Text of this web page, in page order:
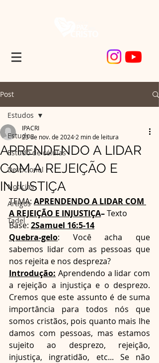
Post
Estudos
Estudo de células
Devocional
Noticias
Artigos
Tadel
Estudos
APRENDENDO A LIDAR
COM A REJEIÇÃO E
INJUSTIÇA
IPACRI
23 de nov. de 2024 2 min de leitura
TEMA: APRENDENDO A LIDAR COM
A REJEIÇÃO E INJUSTIÇA– Texto
Base: 2Samuel 16:5-14
Quebra-gelo: Você acha que
sabemos lidar com as pessoas que
nos rejeita e nos despreza?
Introdução: Aprendendo a lidar com
a rejeição a injustiça e o desprezo.
Cremos que este assunto é de suma
importância para todos nós que
somos cristãos, pois quanto mais lhe
damos com pessoas, mas estamos
sujeito ao desprezo, rejeição,
injustiça, ingratidão, etc... Se não